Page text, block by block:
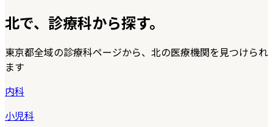
北で、診療科から探す。
東京都全域の診療科ページから、 北の医療機関を見つけられ
ます
内科
小児科